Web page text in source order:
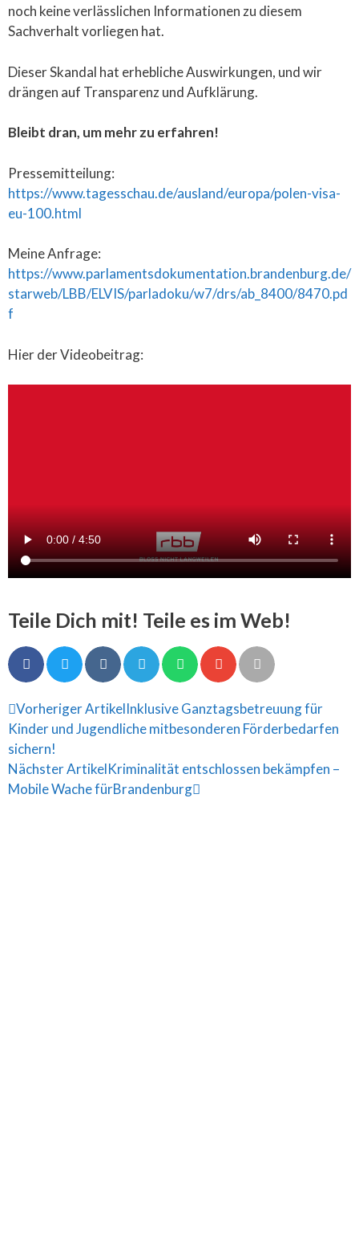
noch keine verlässlichen Informationen zu diesem
Sachverhalt vorliegen hat.
Dieser Skandal hat erhebliche Auswirkungen, und wir
drängen auf Transparenz und Aufklärung.
Bleibt dran, um mehr zu erfahren!
Pressemitteilung:
https://www.tagesschau.de/ausland/europa/polen-visa-
eu-100.html
Meine Anfrage:
https://www.parlamentsdokumentation.brandenburg.de/
starweb/LBB/ELVIS/parladoku/w7/drs/ab_8400/8470.pd
f
Hier der Videobeitrag:
Teile Dich mit! Teile es im Web!
Vorheriger ArtikelInklusive Ganztagsbetreuung für
Kinder und Jugendliche mitbesonderen Förderbedarfen
sichern!
Nächster ArtikelKriminalität entschlossen bekämpfen –
Mobile Wache fürBrandenburg